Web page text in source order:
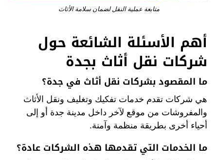
متابعة عملية النقل لضمان سلامة الأثاث
أهم الأسئلة الشائعة حول
شركات نقل أثاث بجدة
ما المقصود بشركات نقل أثاث في جدة؟
هي شركات تقدم خدمات تفكيك وتغليف ونقل الأثاث
والمفروشات من موقع لآخر داخل مدينة جدة أو إلى
أحياء أخرى بطريقة منظمة وآمنة.
ما الخدمات التي تقدمها هذه الشركات عادة؟